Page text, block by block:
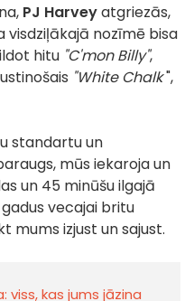
PJ Harveyatgriezās,
visdziļākajā nozīmē bisa
hitu "C'mon Billy",
"White Chalk",
standartu un
mūs iekaroja un
un 45 minūšu ilgajā
vecajai britu
mums izjust un sajust.
viss, kas jums jāzina